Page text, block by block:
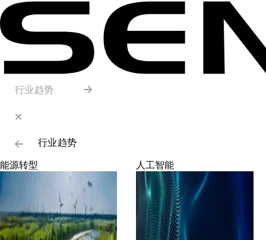
行业趋势
行业趋势
能源转型
人工智能